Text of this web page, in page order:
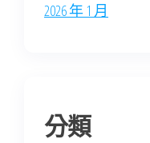
2026 年 1 月
分類